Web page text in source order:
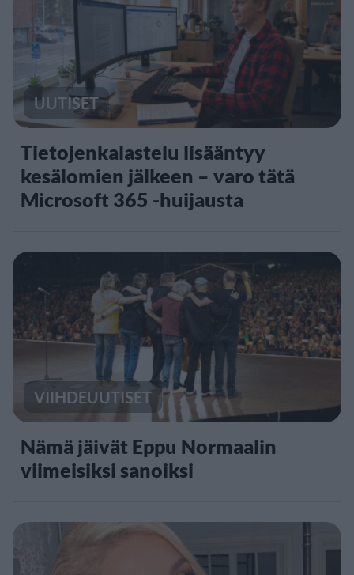
UUTISET
Tietojenkalastelu lisääntyy
kesälomien jälkeen – varo tätä
Microsoft 365 -huijausta
VIIHDEUUTISET
Nämä jäivät Eppu Normaalin
viimeisiksi sanoiksi